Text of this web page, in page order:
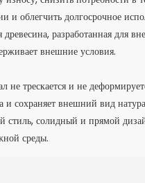
и облегчить долгосрочное
древесина, разработанная для
внешние условия.
не трескается и не
и сохраняет внешний вид
стиль, солидный и прямой
среды.